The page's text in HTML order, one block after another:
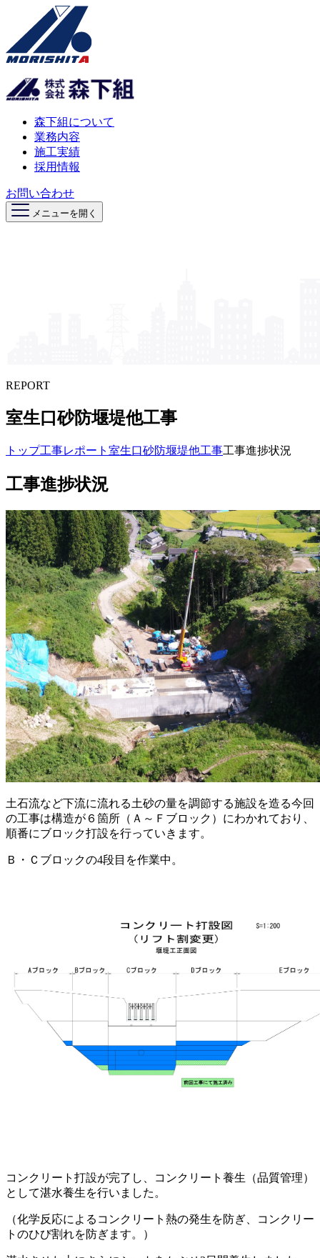
森下組について
業務内容
施工実績
採用情報
お問い合わせ
メニューを開く
REPORT
室生口砂防堰堤他工事
トップ工事レポート 室生口砂防堰堤他工事工事進捗状況
工事進捗状況
土石流など下流に流れる土砂の量を調節する施設を造る今回
の工事は構造が６箇所（Ａ～Ｆブロック）にわかれており、
順番にブロック打設を行っていきます。
Ｂ・Ｃブロックの4段目を作業中。
コンクリート打設が完了し、コンクリート養生（品質管理）
として湛水養生を行いました。
（化学反応によるコンクリート熱の発生を防ぎ、コンクリー
トのひび割れを防ぎます。）